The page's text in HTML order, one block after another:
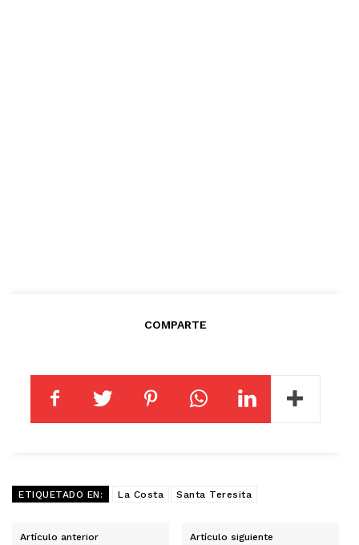
COMPARTE
ETIQUETADO EN: La Costa Santa Teresita
Artículo anterior Artículo siguiente